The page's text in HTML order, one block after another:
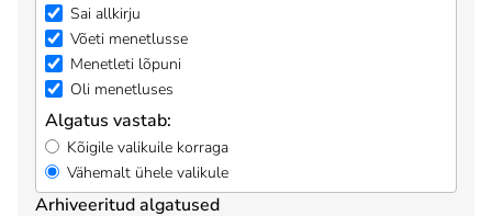
Sai allkirju
Võeti menetlusse
Menetleti lõpuni
Oli menetluses
Algatus vastab:
Kõigile valikuile korraga
Vähemalt ühele valikule
Arhiveeritud algatused